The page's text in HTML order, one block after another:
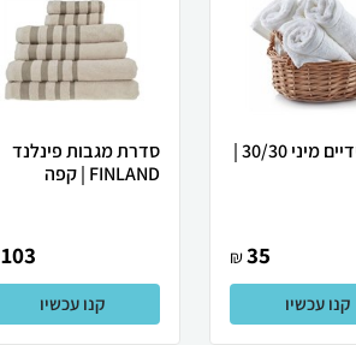
מגבת ידיים מיני 30/30 |
35
₪
קנו עכשיו
סדרת מגבות פינלנד
FINLAND | קפה
103
קנו עכשיו